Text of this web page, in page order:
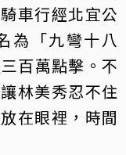
車行經北宜公
為「九彎十八
百萬點擊。不
林美秀忍不住
在眼裡，時間